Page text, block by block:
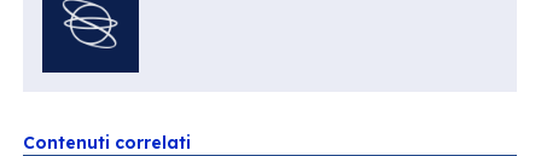
Contenuti correlati